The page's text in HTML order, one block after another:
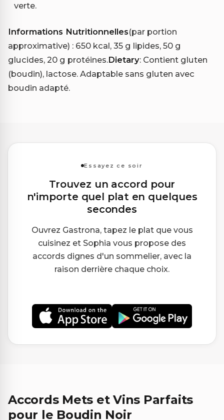
verte.
Informations Nutritionnelles(par portion
approximative) : 650 kcal, 35 g lipides, 50 g
glucides, 20 g protéines.Dietary: Contient gluten
(boudin), lactose. Adaptable sans gluten avec
boudin adapté.
Essayez ce soir
Trouvez un accord pour
n'importe quel plat en quelques
secondes
Ouvrez Gastrona, tapez le plat que vous
cuisinez et Sophia vous propose des
accords dignes d'un sommelier, avec la
raison derrière chaque choix.
Accords Mets et Vins Parfaits
pour le Boudin Noir